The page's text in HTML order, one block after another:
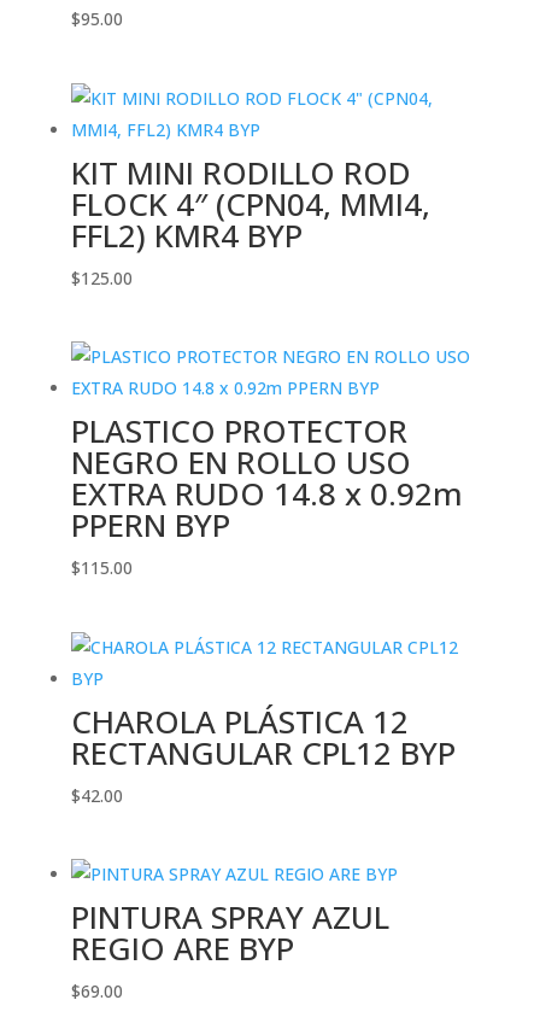
$95.00
KIT MINI RODILLO ROD
FLOCK 4″ (CPN04, MMI4,
FFL2) KMR4 BYP
$125.00
PLASTICO PROTECTOR
NEGRO EN ROLLO USO
EXTRA RUDO 14.8 x 0.92m
PPERN BYP
$115.00
CHAROLA PLÁSTICA 12
RECTANGULAR CPL12 BYP
$42.00
PINTURA SPRAY AZUL
REGIO ARE BYP
$69.00